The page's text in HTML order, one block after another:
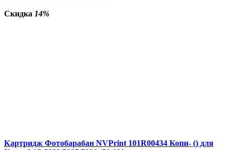
Скидка 14%
Картридж Фотобарабан NVPrint 101R00434 Копи- () для